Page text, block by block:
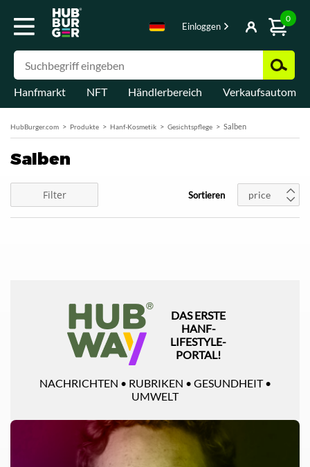
Einloggen
0
Hanfmarkt NFT Händlerbereich
HubBurger.com Produkte Hanf-Kosmetik Gesichtspflege Salben
Salben
Filter Sortieren price
DAS ERSTE
HANF-
LIFESTYLE-
PORTAL!
NACHRICHTEN • RUBRIKEN • GESUNDHEIT •
UMWELT